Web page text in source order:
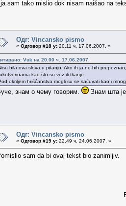
sam tako mislio dok nisam naišao na
Одг: Vincansko pismo
« Одговор #18 у: 20.11 ч. 17.06.2007. »
Vuk на 20.00 ч. 17.06.2007.
bila ova slova u pitanju. Ako ih ja ne bih
kao što su vez ili tkanje.
okriljem hrišćanstva mogli su se sačuvati kao i
знам о чему говорим. Знам шта
Одг: Vincansko pismo
« Одговор #19 у: 22.49 ч. 24.06.2007. »
sam da bi ovaj tekst bio zanimljiv.